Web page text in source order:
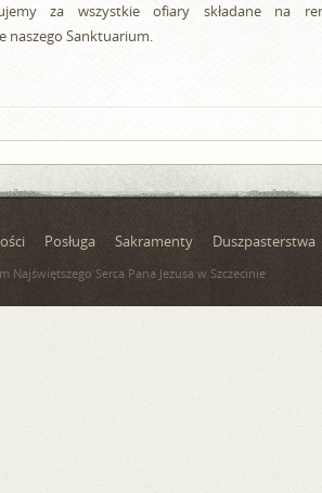
za wszystkie ofiary składane na
naszego Sanktuarium.
Posługa Sakramenty Duszpasterstwa
Serca Pana Jezusa w Szczecinie